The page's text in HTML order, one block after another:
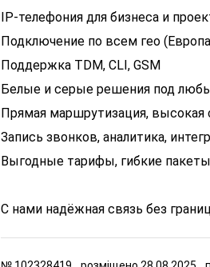
IP-телефония для бизнеса и
Подключение по всем гео
Поддержка TDM, CLI, GSM
Белые и серые решения под
Прямая маршрутизация, высокая
Запись звонков, аналитика,
Выгодные тарифы, гибкие пакеты
С нами надёжная связь без границ